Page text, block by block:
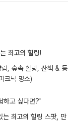
최고의 힐링!
, 숲속 힐링, 산책 & 등
크닉 명소)
하고 싶다면?"
는 최고의 힐링 스팟, 만